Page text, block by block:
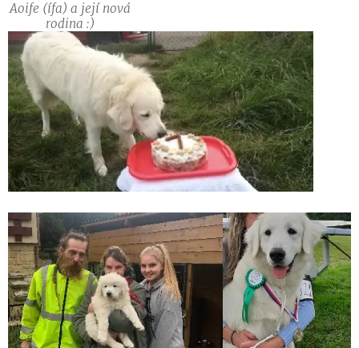
Aoife (ífa) a její nová
rodina :)